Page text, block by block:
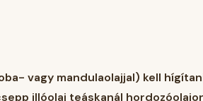
vagy mandulaolajjal) kell
illóolaj teáskanál